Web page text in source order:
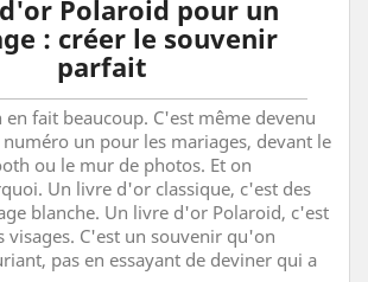
Polaroid pour un
: créer le souvenir
parfait
fait beaucoup. C'est même devenu
un pour les mariages, devant le
ou le mur de photos. Et on
Un livre d'or classique, c'est des
blanche. Un livre d'or Polaroid, c'est
visages. C'est un souvenir qu'on
pas en essayant de deviner qui a